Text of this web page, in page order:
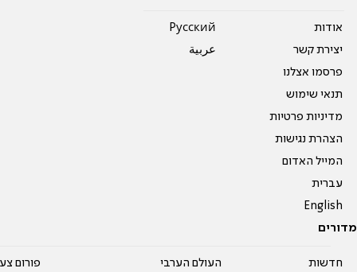
אודות
יצירת קשר
פרסמו אצלנו
תנאי שימוש
מדיניות פרטיות
הצהרת נגישות
המייל האדום
עברית
English
Pусский
عربية
מדורים
חדשות העולם הערבי פורום